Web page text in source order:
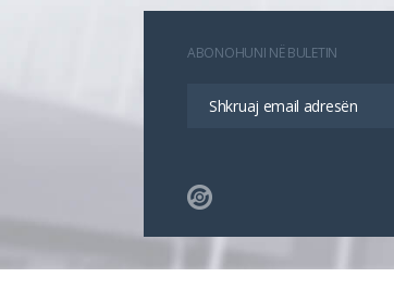
ABONOHUNI NË BULETIN